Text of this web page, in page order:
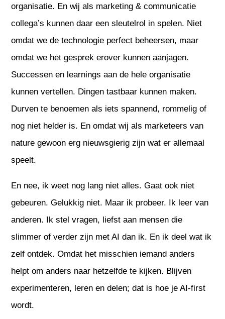
organisatie. En wij als marketing & communicatie
collega’s kunnen daar een sleutelrol in spelen. Niet
omdat we de technologie perfect beheersen, maar
omdat we het gesprek erover kunnen aanjagen.
Successen en learnings aan de hele organisatie
kunnen vertellen. Dingen tastbaar kunnen maken.
Durven te benoemen als iets spannend, rommelig of
nog niet helder is. En omdat wij als marketeers van
nature gewoon erg nieuwsgierig zijn wat er allemaal
speelt.
En nee, ik weet nog lang niet alles. Gaat ook niet
gebeuren. Gelukkig niet. Maar ik probeer. Ik leer van
anderen. Ik stel vragen, liefst aan mensen die
slimmer of verder zijn met AI dan ik. En ik deel wat ik
zelf ontdek. Omdat het misschien iemand anders
helpt om anders naar hetzelfde te kijken. Blijven
experimenteren, leren en delen; dat is hoe je AI-first
wordt.